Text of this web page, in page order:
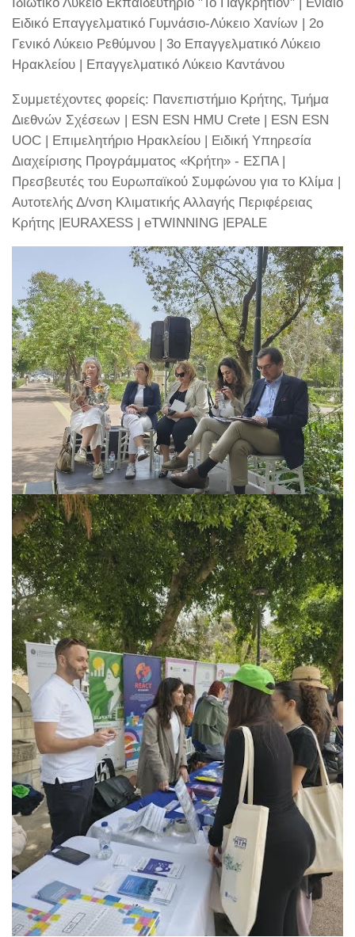
Ειδικό Επαγγελματικό Γυμνάσιο-Λύκειο Χανίων | 2ο
Γενικό Λύκειο Ρεθύμνου | 3ο Επαγγελματικό Λύκειο
Ηρακλείου | Επαγγελματικό Λύκειο Καντάνου
Συμμετέχοντες φορείς: Πανεπιστήμιο Κρήτης, Τμήμα
Διεθνών Σχέσεων | ESN ESN HMU Crete | ESN ESN
UOC | Επιμελητήριο Ηρακλείου | Ειδική Υπηρεσία
Διαχείρισης Προγράμματος «Κρήτη» - ΕΣΠΑ |
Πρεσβευτές του Ευρωπαϊκού Συμφώνου για το Κλίμα |
Αυτοτελής Δ/νση Κλιματικής Αλλαγής Περιφέρειας
Κρήτης |EURAXESS | eTWINNING |EPALE